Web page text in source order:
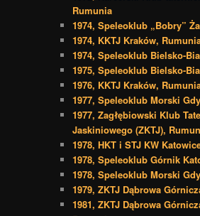
Rumunia
1974, Speleoklub „Bobry”
1974, KKTJ Kraków,
1974, Speleoklub Bielsko-
1975, Speleoklub Bielsko-
1976, KKTJ Kraków,
1977, Speleoklub Morski
1977, Zagłębiowski Klub
Jaskiniowego (ZKTJ),
1978, HKT i STJ KW
1978, Speleoklub Górnik
1978, Speleoklub Morski
1979, ZKTJ Dąbrowa
1981, ZKTJ Dąbrowa